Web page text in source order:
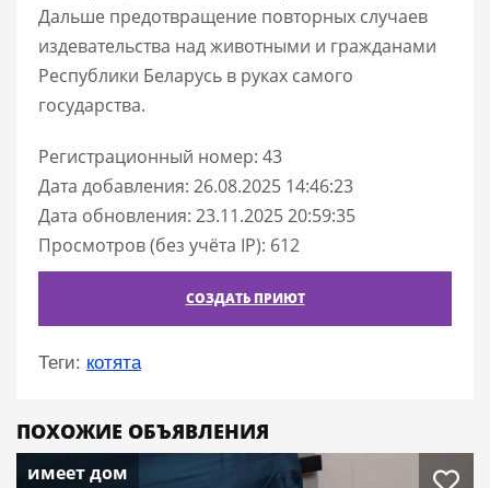
Дальше предотвращение повторных случаев
издевательства над животными и гражданами
Республики Беларусь в руках самого
государства.
Регистрационный номер: 43
Дата добавления: 26.08.2025 14:46:23
Дата обновления: 23.11.2025 20:59:35
Просмотров (без учёта IP): 612
СОЗДАТЬ ПРИЮТ
Теги: котята
ПОХОЖИЕ ОБЪЯВЛЕНИЯ
имеет дом